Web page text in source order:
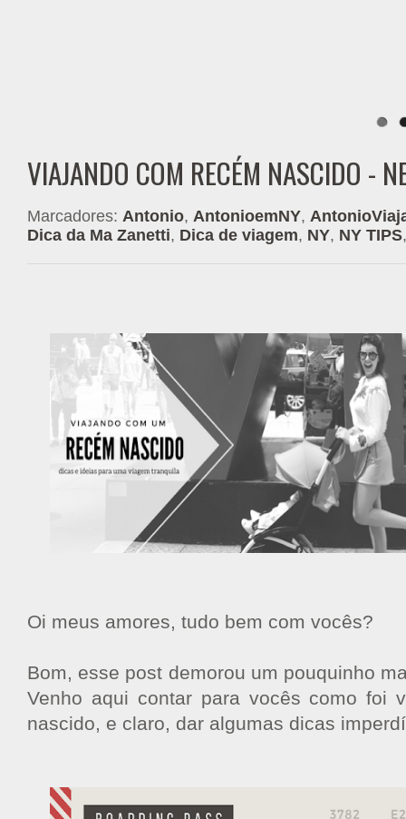
VIAJANDO COM RECÉM NASCIDO -
Marcadores: Antonio, AntonioemNY,
Dica da Ma Zanetti, Dica de viagem, NY, NY TIPS
Oi meus amores, tudo bem com vocês?
Bom, esse post demorou um pouquinho
Venho aqui contar para vocês como foi
nascido, e claro, dar algumas dicas